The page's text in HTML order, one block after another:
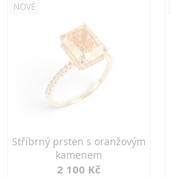
NOVÉ
Stříbrný prsten s oranžovým
kamenem
2 100 Kč